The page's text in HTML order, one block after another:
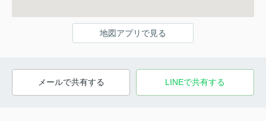
地図アプリで見る
メールで共有する LINEで共有する